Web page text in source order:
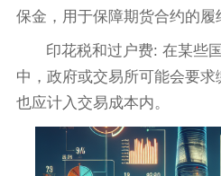
保金，用于保障期货合约的履
印花税和过户费: 在某些
中，政府或交易所可能会要
也应计入交易成本内。